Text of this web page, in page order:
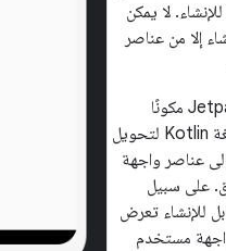
لا يمكن
إلا من عناصر
تستخدم Jetpack Compose مكونًا
إضافيًا للمحول البرمجي بلغة Kotlin لتحويل
إلى عناصر واجهة
على سبيل
للإنشاء تعرض
مستخدم